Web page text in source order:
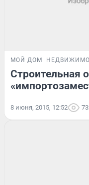
МОЙ ДОМ
Строительная
8 июня, 2015, 12:52